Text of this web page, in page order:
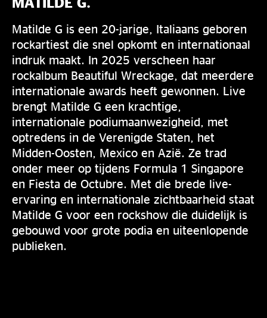
Matilde G is een 20-jarige, Italiaans geboren
rockartiest die snel opkomt en internationaal
indruk maakt. In 2025 verscheen haar
rockalbum Beautiful Wreckage, dat meerdere
internationale awards heeft gewonnen. Live
brengt Matilde G een krachtige,
internationale podiumaanwezigheid, met
optredens in de Verenigde Staten, het
Midden-Oosten, Mexico en Azië. Ze trad
onder meer op tijdens Formula 1 Singapore
en Fiesta de Octubre. Met die brede live-
ervaring en internationale zichtbaarheid staat
Matilde G voor een rockshow die duidelijk is
gebouwd voor grote podia en uiteenlopende
publieken.